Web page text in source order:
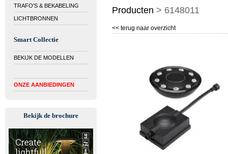
TRAFO'S & BEKABELING
LICHTBRONNEN
Smart Collectie
BEKIJK DE MODELLEN
ONZE AANBIEDINGEN
Bekijk de brochure
Producten > 6148011
<< terug naar overzicht